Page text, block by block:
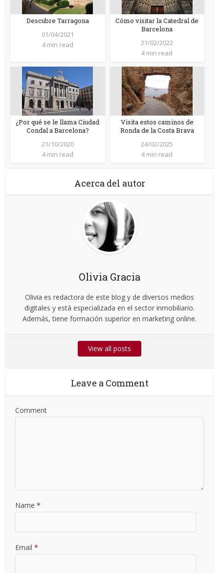
Descubre Tarragona
01/04/2021
4 min read
Cómo visitar la Catedral de
Barcelona
21/02/2022
4 min read
¿Por qué se le llama Ciudad
Condal a Barcelona?
21/10/2020
4 min read
Visita estos caminos de
Ronda de la Costa Brava
24/02/2025
4 min read
Acerca del autor
Olivia Gracia
Olivia es redactora de este blog y de diversos medios
digitales y está especializada en el sector inmobiliario.
Además, tiene formación superior en marketing online.
View all posts
Leave a Comment
Comment
Name *
Email *